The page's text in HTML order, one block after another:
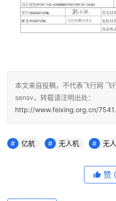
本文来自投稿，不代表飞行网 飞
sensv，转载请注明出处：
http://www.feixing.org.cn/
亿航 无人机 无
赞